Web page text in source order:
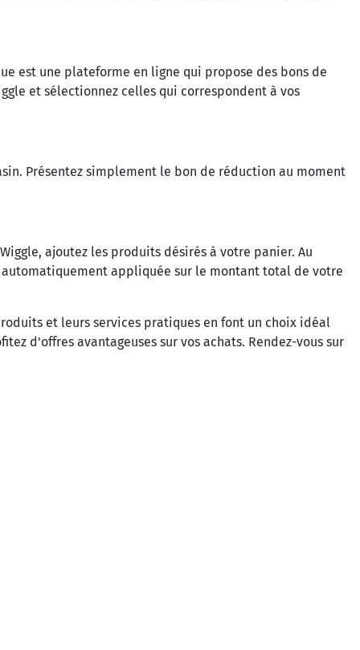
est une plateforme en ligne qui propose des bons de
et sélectionnez celles qui correspondent à vos
Présentez simplement le bon de réduction au moment
ajoutez les produits désirés à votre panier. Au
automatiquement appliquée sur le montant total de votre
et leurs services pratiques en font un choix idéal
d'offres avantageuses sur vos achats. Rendez-vous sur